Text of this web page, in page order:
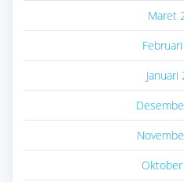
Maret
Januari